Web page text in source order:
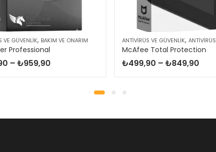
VE GÜVENLIK, BAKIM VE ONARIM
Professional
– ₺959,90
ANTIVIRÜS VE GÜVENLIK, ANTIVIRÜS
McAfee Total Protection
₺499,90 – ₺849,90